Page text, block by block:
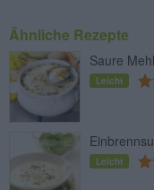
Ähnliche Rezepte
Saure
Leicht
Leicht